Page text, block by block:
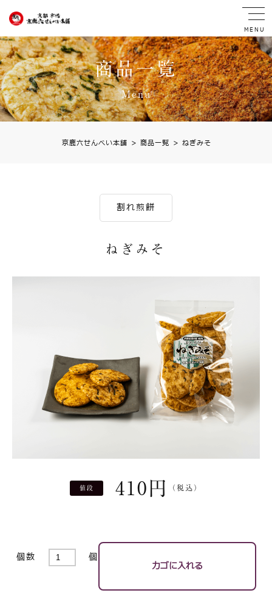
MENU
商品一覧
Menu
京鹿六せんべい本舗 > 商品一覧 > ねぎみそ
割れ煎餅
ねぎみそ
値段 410 円 （税込）
個数 個